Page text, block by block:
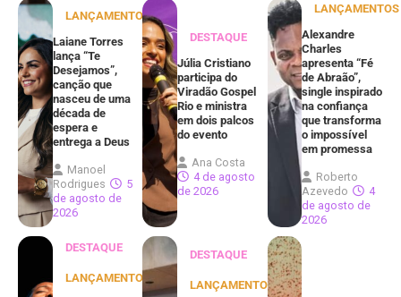
LANÇAMENTOS
Laiane Torres
lança “Te
Desejamos”,
canção que
nasceu de uma
década de
espera e
entrega a Deus
Manoel
Rodrigues
5
de agosto de
2026
DESTAQUE
Júlia Cristiano
participa do
Viradão Gospel
Rio e ministra
em dois palcos
do evento
Ana Costa
4 de agosto
de 2026
LANÇAMENTOS
Alexandre
Charles
apresenta “Fé
de Abraão”,
single inspirado
na confiança
que transforma
o impossível
em promessa
Roberto
Azevedo
4
de agosto de
2026
DESTAQUE
LANÇAMENTOS
DESTAQUE
LANÇAMENTOS